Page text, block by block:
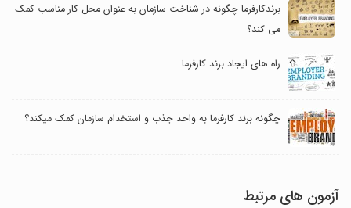
برندکارفرما چگونه در شناخت سازمان به عنوان محل کار مناسب کمک
می کند؟
راه های ایجاد برند کارفرما
چگونه برند کارفرما به واحد جذب و استخدام سازمان کمک میکند؟
آزمون های مرتبط